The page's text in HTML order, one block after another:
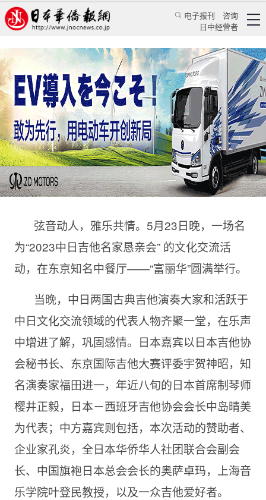
电子报刊
咨询
日中经营者
音乐让世界更美好 2023中日吉他名家恳亲会圆满
举行
乔聚 华人新闻 文化风采
日本华侨报 2023/5/25 17:57:44
弦音动人，雅乐共情。5月23日晚，一场名
为“2023中日吉他名家恳亲会” 的文化交流活
动，在东京知名中餐厅——“富丽华”圆满举行。
当晚，中日两国古典吉他演奏大家和活跃于
中日文化交流领域的代表人物齐聚一堂，在乐声
中增进了解，巩固感情。日本嘉宾以日本吉他协
会秘书⻓、东京国际吉他大赛评委宇贺神昭，知
名演奏家福田进一，年近八旬的日本首席制琴师
樱井正毅，日本－⻄班牙吉他协会会⻓中岛晴美
为代表；中方嘉宾则包括，本次活动的赞助者、
企业家孔炎，全日本华侨华人社团联合会副会
⻓、中国旗袍日本总会会⻓的奥萨卓玛，上海音
乐学院叶登⺠教授，以及一众吉他爱好者。